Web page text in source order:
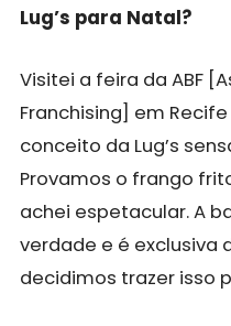
Lug’s para Natal?
Visitei a feira da ABF [
Franchising] em
conceito da Lug’s
Provamos o frango
achei espetacular. A
verdade e é exclusiva
decidimos trazer isso